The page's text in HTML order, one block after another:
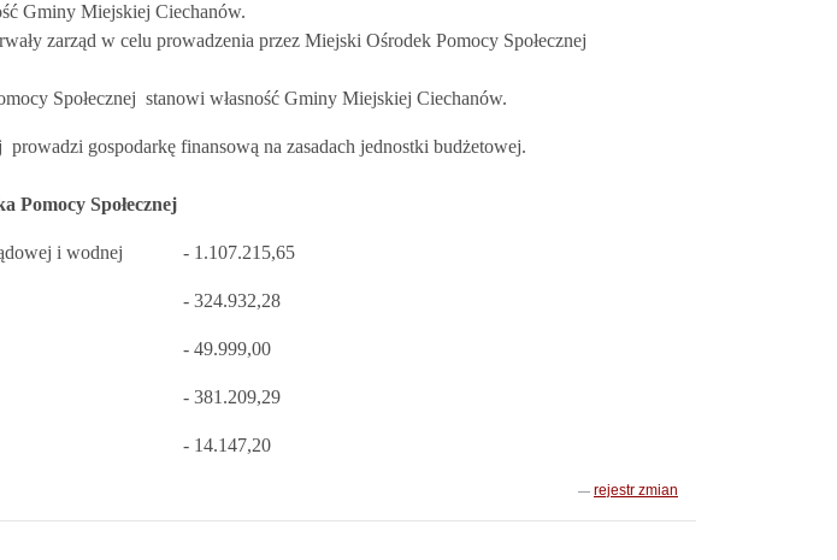
Gminy Miejskiej Ciechanów.
zarząd w celu prowadzenia przez Miejski Ośrodek Pomocy Społecznej
Społecznej stanowi własność Gminy Miejskiej Ciechanów.
gospodarkę finansową na zasadach jednostki budżetowej.
Pomocy Społecznej
i wodnej - 1.107.215,65
- 324.932,28
- 49.999,00
- 381.209,29
- 14.147,20
rejestr zmian